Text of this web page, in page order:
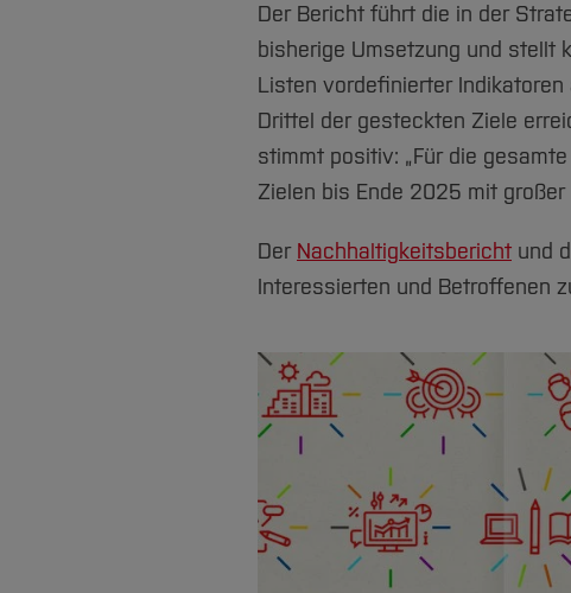
Der Bericht führt die in der
bisherige Umsetzung und stellt
Listen vordefinierter
Drittel der gesteckten Ziele
stimmt positiv: „Für die
Zielen bis Ende 2025 mit
Der Nachhaltigkeitsbericht und
Interessierten und Betroffenen